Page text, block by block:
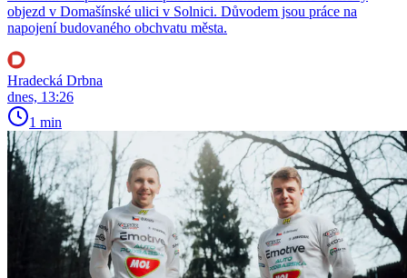
objezd v Domašínské ulici v Solnici. Důvodem jsou práce na
napojení budovaného obchvatu města.
Hradecká Drbna
dnes, 13:26
1 min